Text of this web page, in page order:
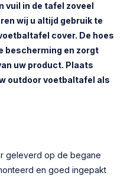
vuil in de tafel zoveel
wij u altijd gebruik te
cover. De hoes
bescherming en zorgt
uw product. Plaats
outdoor voetbaltafel als
geleverd op de begane
en goed ingepakt